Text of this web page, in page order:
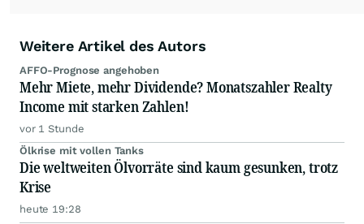
Weitere Artikel des Autors
AFFO-Prognose angehoben
Mehr Miete, mehr Dividende? Monatszahler Realty
Income mit starken Zahlen!
vor 1 Stunde
Ölkrise mit vollen Tanks
Die weltweiten Ölvorräte sind kaum gesunken, trotz
Krise
heute 19:28